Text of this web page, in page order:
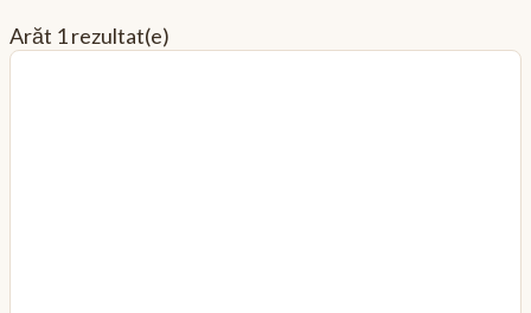
Arăt 1 rezultat(e)